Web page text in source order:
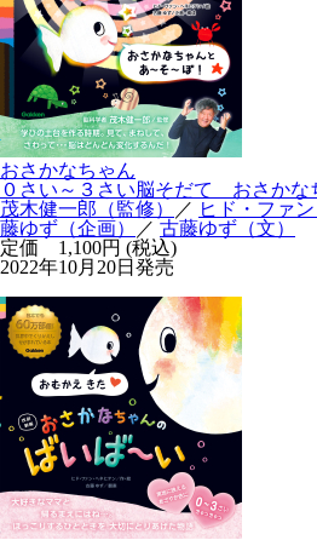
おさかなちゃん
０さい～３さい脳そだて おさかな
茂木健一郎（監修）
／ ヒド・ファ
藤ゆず（企画）
／ 古藤ゆず（文）
定価 1,100円 (税込)
2022年10月20日発売